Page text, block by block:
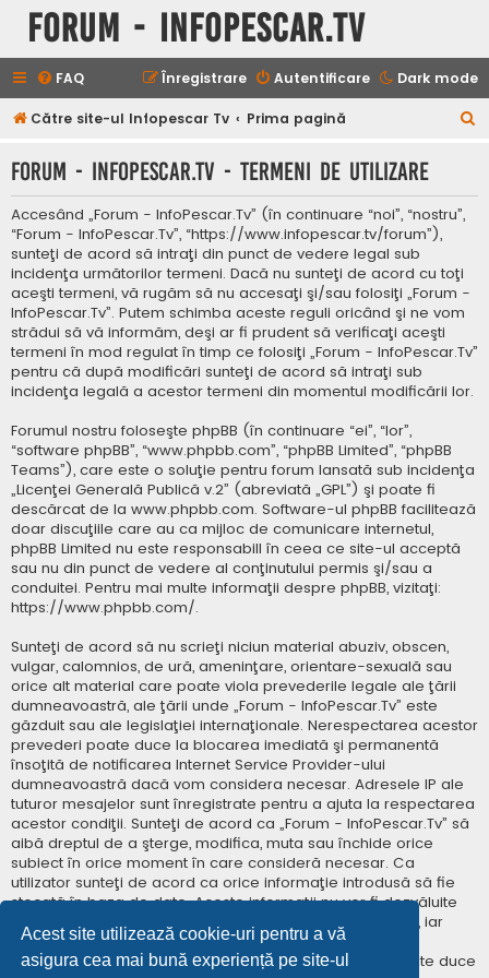
Acest site utilizează cookie-uri pentru a vă
asigura cea mai bună experiență pe site-ul
Forum - InfoPescar.Tv
Dark mode
FAQ Autentificare
Înregistrare
Către site-ul Infopescar Tv Prima pagină
t
Forum - InfoPescar.Tv - Termeni de utilizare
Accesând „Forum - InfoPescar.Tv” (în continuare “noi”, “nostru”,
“Forum - InfoPescar.Tv”, “https://www.infopescar.tv/forum”),
sunteţi de acord să intraţi din punct de vedere legal sub
incidenţa următorilor termeni. Dacă nu sunteţi de acord cu toţi
aceşti termeni, vă rugăm să nu accesaţi şi/sau folosiţi „Forum -
InfoPescar.Tv”. Putem schimba aceste reguli oricând şi ne vom
strădui să vă informăm, deşi ar fi prudent să verificaţi aceşti
termeni în mod regulat în timp ce folosiţi „Forum - InfoPescar.Tv”
pentru că după modificări sunteţi de acord să intraţi sub
incidenţa legală a acestor termeni din momentul modificării lor.
Forumul nostru foloseşte phpBB (în continuare “ei”, “lor”,
“software phpBB”, “www.phpbb.com”, “phpBB Limited”, “phpBB
Teams”), care este o soluţie pentru forum lansată sub incidenţa
„Licenţei Generală Publică v.2” (abreviată „GPL”) şi poate fi
descărcat de la www.phpbb.com. Software-ul phpBB facilitează
doar discuţiile care au ca mijloc de comunicare internetul,
phpBB Limited nu este responsabill în ceea ce site-ul acceptă
sau nu din punct de vedere al conţinutului permis şi/sau a
conduitei. Pentru mai multe informaţii despre phpBB, vizitaţi:
https://www.phpbb.com/.
Sunteţi de acord să nu scrieţi niciun material abuziv, obscen,
vulgar, calomnios, de ură, ameninţare, orientare-sexuală sau
orice alt material care poate viola prevederile legale ale ţării
dumneavoastră, ale ţării unde „Forum - InfoPescar.Tv” este
găzduit sau ale legislaţiei internaţionale. Nerespectarea acestor
prevederi poate duce la blocarea imediată şi permanentă
însoţită de notificarea Internet Service Provider-ului
dumneavoastră dacă vom considera necesar. Adresele IP ale
tuturor mesajelor sunt înregistrate pentru a ajuta la respectarea
acestor condiţii. Sunteţi de acord ca „Forum - InfoPescar.Tv” să
aibă dreptul de a şterge, modifica, muta sau închide orice
subiect în orice moment în care consideră necesar. Ca
utilizator sunteţi de acord ca orice informaţie introdusă să fie
stocată în baza de date. Aceste informaţii nu vor fi dezvăluite
niciunei terţe părţi fără consimţământul dumneavoastră, iar
„Forum - InfoPescar.Tv” sau phpBB nu pot fi consideraţi
responsabili pentru vreo încercare de hacking care poate duce